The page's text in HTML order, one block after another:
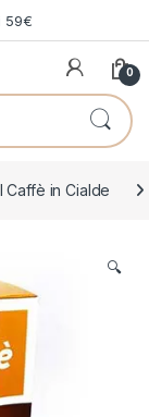
59€
0
Caffè in Cialde
🔍